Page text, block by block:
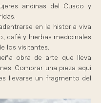
andinas del Cusco y
en la historia viva
café y hierbas medicinales
los visitantes.
obra de arte que lleva
Comprar una pieza aquí
llevarse un fragmento del